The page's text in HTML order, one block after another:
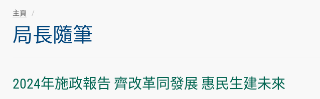
主頁
局長隨筆
2024年施政報告 齊改革同發展 惠民生建未來